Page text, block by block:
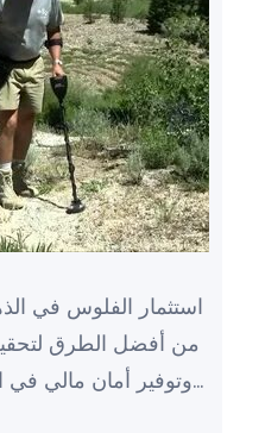
استثمار الفلوس في
من أفضل الطرق
وتوفير أمان مالي في